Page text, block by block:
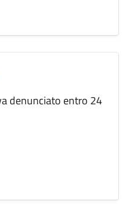
denunciato entro 24